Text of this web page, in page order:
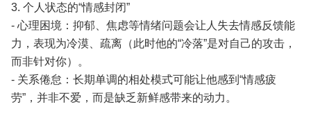
3. 个人状态的“情感封闭”
- 心理困境：抑郁、焦虑等情绪问题会让人失去情感反馈能
力，表现为冷漠、疏离（此时他的“冷落”是对自己的攻击，
而非针对你）。
- 关系倦怠：长期单调的相处模式可能让他感到“情感疲
劳”，并非不爱，而是缺乏新鲜感带来的动力。